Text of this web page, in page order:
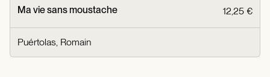
Ma vie sans moustache 12,25 €
Puértolas, Romain